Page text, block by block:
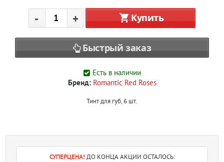
- + Купить
Быстрый заказ
Есть в наличии
Бренд: Romantic Red Roses
Тинт для губ, 6 шт.
СУПЕРЦЕНА! ДО КОНЦА АКЦИИ ОСТАЛОСЬ: